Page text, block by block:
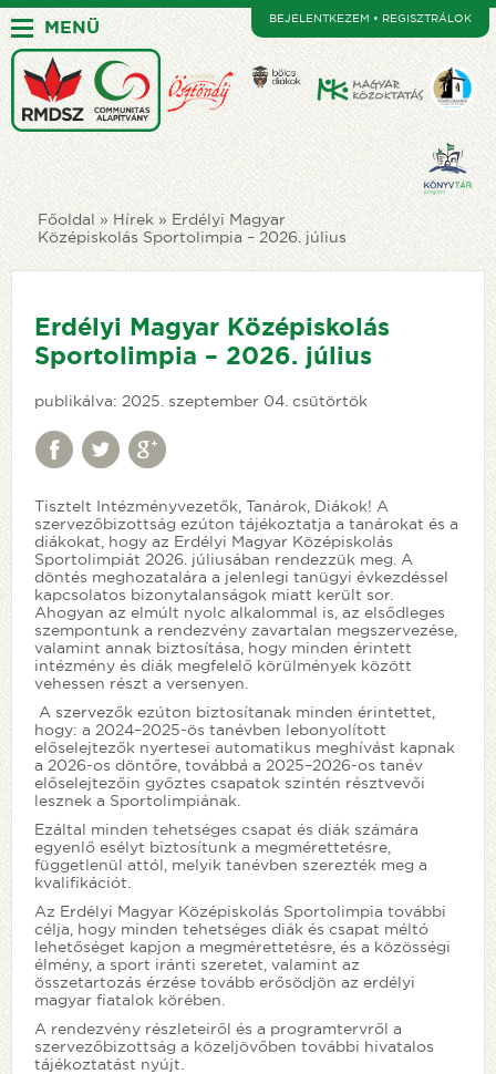
MENÜ BEJELENTKEZEM • REGISZTRÁLOK
Főoldal Hírek
Erdélyi Magyar
Középiskolás Sportolimpia – 2026. július
Erdélyi Magyar Középiskolás
Sportolimpia – 2026. július
publikálva: 2025. szeptember 04. csütörtök
Tisztelt Intézményvezetők, Tanárok, Diákok! A
szervezőbizottság ezúton tájékoztatja a tanárokat és a
diákokat, hogy az Erdélyi Magyar Középiskolás
Sportolimpiát 2026. júliusában rendezzük meg. A
döntés meghozatalára a jelenlegi tanügyi évkezdéssel
kapcsolatos bizonytalanságok miatt került sor.
Ahogyan az elmúlt nyolc alkalommal is, az elsődleges
szempontunk a rendezvény zavartalan megszervezése,
valamint annak biztosítása, hogy minden érintett
intézmény és diák megfelelő körülmények között
vehessen részt a versenyen.
A szervezők ezúton biztosítanak minden érintettet,
hogy: a 2024–2025-ös tanévben lebonyolított
előselejtezők nyertesei automatikus meghívást kapnak
a 2026-os döntőre, továbbá a 2025–2026-os tanév
előselejtezőin győztes csapatok szintén résztvevői
lesznek a Sportolimpiának.
Ezáltal minden tehetséges csapat és diák számára
egyenlő esélyt biztosítunk a megmérettetésre,
függetlenül attól, melyik tanévben szerezték meg a
kvalifikációt.
Az Erdélyi Magyar Középiskolás Sportolimpia további
célja, hogy minden tehetséges diák és csapat méltó
lehetőséget kapjon a megmérettetésre, és a közösségi
élmény, a sport iránti szeretet, valamint az
összetartozás érzése tovább erősödjön az erdélyi
magyar fiatalok körében.
A rendezvény részleteiről és a programtervről a
szervezőbizottság a közeljövőben további hivatalos
tájékoztatást nyújt.